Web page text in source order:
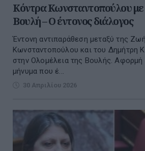
Κόντρα Κωνσταντοπούλου με
Βουλή – O έντονος διάλογος
Έντονη αντιπαράθεση μεταξύ της
Κωνσταντοπούλου και του Δημήτρη
στην Ολομέλεια της Βουλής. Αφορμή
μήνυμα που έ...
30 Απριλίου 2026